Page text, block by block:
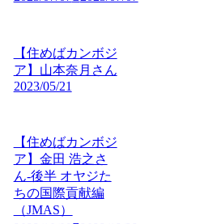
【住めばカンボジ
ア】山本奈月さん
2023/05/21
【住めばカンボジ
ア】金田 浩之さ
ん-後半 オヤジた
ちの国際貢献編
（JMAS）